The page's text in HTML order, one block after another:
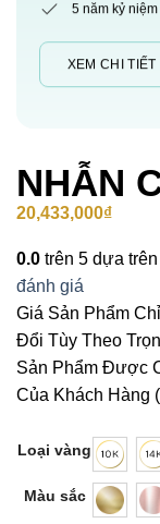
5 năm kỷ
XEM CHI TIẾT
NHẪN
20,433,000₫
0.0 trên 5 dựa trên
đánh giá
Giá Sản Phẩm
Đổi Tùy Theo
Sản Phẩm Được
Của Khách Hàng
Loại vàng
Màu sắc